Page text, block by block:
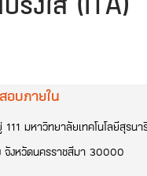
บภายใน
มหาวิทยาลัยเทคโนโลยีสุรน
จังหวัดนครราชสีมา 30000